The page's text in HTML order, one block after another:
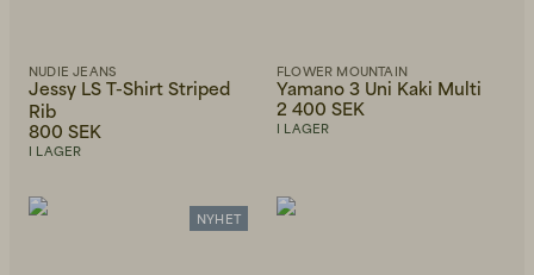
Nyheter
NUDIE JEANS
Jessy LS T-Shirt Striped
Rib
800 SEK
I LAGER
FLOWER MOUNTAIN
Yamano 3 Uni Kaki Multi
2 400 SEK
I LAGER
NYHET